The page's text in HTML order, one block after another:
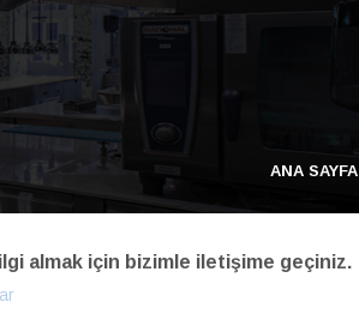
ANA SAYFA
almak için bizimle iletişime geçiniz.